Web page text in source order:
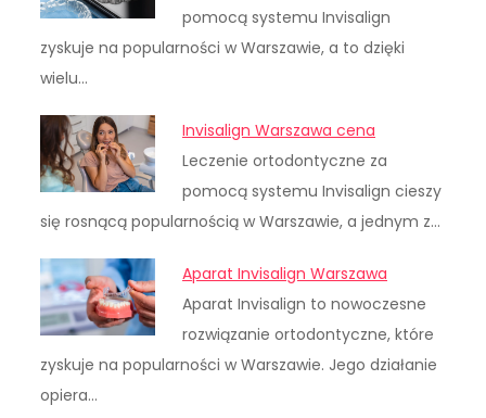
pomocą systemu Invisalign
zyskuje na popularności w Warszawie, a to dzięki
wielu…
Invisalign Warszawa cena
Leczenie ortodontyczne za
pomocą systemu Invisalign cieszy
się rosnącą popularnością w Warszawie, a jednym z…
Aparat Invisalign Warszawa
Aparat Invisalign to nowoczesne
rozwiązanie ortodontyczne, które
zyskuje na popularności w Warszawie. Jego działanie
opiera…